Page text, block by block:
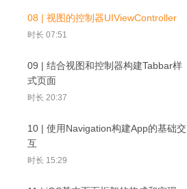
08 | 视图的控制器UIViewController
时长 07:51
09 | 结合视图和控制器构建Tabbar样
式页面
时长 20:37
10 | 使用Navigation构建App的基础交
互
时长 15:29